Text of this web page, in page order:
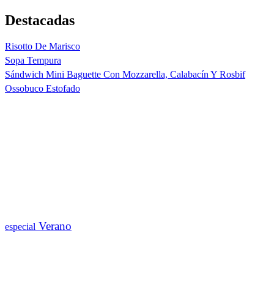
Destacadas
Risotto De Marisco
Sopa Tempura
Sándwich Mini Baguette Con Mozzarella, Calabacín Y Rosbif
Ossobuco Estofado
especial Verano